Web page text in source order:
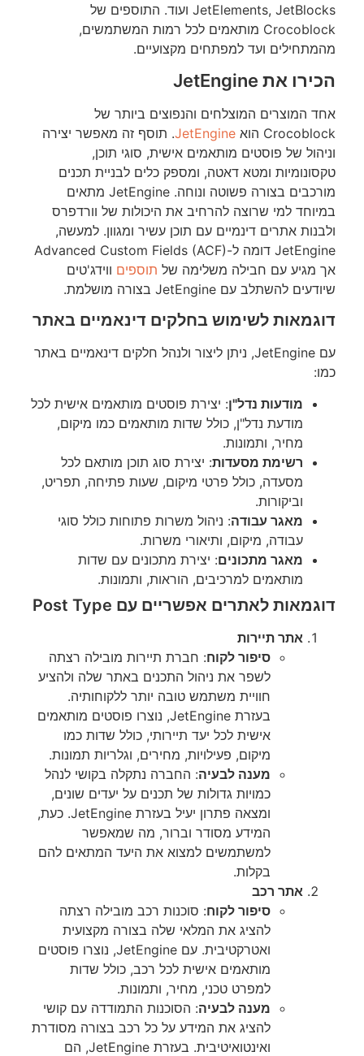
JetElements, JetBlocks ועוד. התוספים של
Crocoblock מותאמים לכל רמות המשתמשים,
מהמתחילים ועד למפתחים מקצועיים.
הכירו את JetEngine
אחד המוצרים המוצלחים והנפוצים ביותר של
Crocoblock הוא
JetEngine. תוסף זה מאפשר יצירה
וניהול של פוסטים מותאמים אישית, סוגי תוכן,
טקסונומיות ומטא דאטה, ומספק כלים לבניית תכנים
מורכבים בצורה פשוטה ונוחה. JetEngine מתאים
במיוחד למי שרוצה להרחיב את היכולות של וורדפרס
ולבנות אתרים דינמיים עם תוכן עשיר ומגוון. למעשה,
JetEngine דומה ל-Advanced Custom Fields (ACF)
אך מגיע עם חבילה משלימה של תוספים ווידג'טים
שיודעים להשתלב עם JetEngine בצורה מושלמת.
דוגמאות לשימוש בחלקים דינאמיים באתר
עם JetEngine, ניתן ליצור ולנהל חלקים דינאמיים באתר
כמו:
מודעות נדל"ן: יצירת פוסטים מותאמים אישית לכל
מודעת נדל"ן, כולל שדות מותאמים כמו מיקום,
מחיר, ותמונות.
רשימת מסעדות: יצירת סוג תוכן מותאם לכל
מסעדה, כולל פרטי מיקום, שעות פתיחה, תפריט,
וביקורות.
מאגר עבודה: ניהול משרות פתוחות כולל סוגי
עבודה, מיקום, ותיאורי משרות.
מאגר מתכונים: יצירת מתכונים עם שדות
מותאמים למרכיבים, הוראות, ותמונות.
דוגמאות לאתרים אפשריים עם Post Type
אתר תיירות
סיפור לקוח: חברת תיירות מובילה רצתה
לשפר את ניהול התכנים באתר שלה ולהציע
חוויית משתמש טובה יותר ללקוחותיה.
בעזרת JetEngine, נוצרו פוסטים מותאמים
אישית לכל יעד תיירותי, כולל שדות כמו
מיקום, פעילויות, מחירים, וגלריות תמונות.
מענה לבעיה: החברה נתקלה בקושי לנהל
כמויות גדולות של תכנים על יעדים שונים,
ומצאה פתרון יעיל בעזרת JetEngine. כעת,
המידע מסודר וברור, מה שמאפשר
למשתמשים למצוא את היעד המתאים להם
בקלות.
אתר רכב
סיפור לקוח: סוכנות רכב מובילה רצתה
להציג את המלאי שלה בצורה מקצועית
ואטרקטיבית. עם JetEngine, נוצרו פוסטים
מותאמים אישית לכל רכב, כולל שדות
למפרט טכני, מחיר, ותמונות.
מענה לבעיה: הסוכנות התמודדה עם קושי
להציג את המידע על כל רכב בצורה מסודרת
ואינטואיטיבית. בעזרת JetEngine, הם